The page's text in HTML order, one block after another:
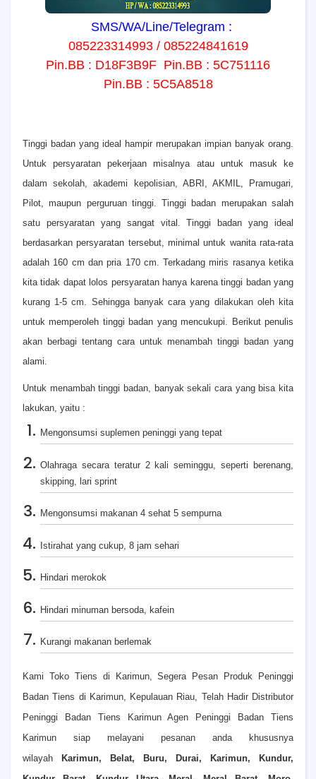
SMS/WA/Line/Telegram :
085223314993 / 085224841619
Pin.BB : D18F3B9F Pin.BB : 5C751116
Pin.BB : 5C5A8518
Tinggi badan yang ideal hampir merupakan impian banyak orang.
Untuk persyaratan pekerjaan misalnya atau untuk masuk ke
dalam sekolah, akademi kepolisian, ABRI, AKMIL, Pramugari,
Pilot, maupun perguruan tinggi. Tinggi badan merupakan salah
satu persyaratan yang sangat vital. Tinggi badan yang ideal
berdasarkan persyaratan tersebut, minimal untuk wanita rata-rata
adalah 160 cm dan pria 170 cm. Terkadang miris rasanya ketika
kita tidak dapat lolos persyaratan hanya karena tinggi badan yang
kurang 1-5 cm. Sehingga banyak cara yang dilakukan oleh kita
untuk memperoleh tinggi badan yang mencukupi. Berikut penulis
akan berbagi tentang cara untuk menambah tinggi badan yang
alami.
Untuk menambah tinggi badan, banyak sekali cara yang bisa kita
lakukan, yaitu :
Mengonsumsi suplemen peninggi yang tepat
Olahraga secara teratur 2 kali seminggu, seperti berenang,
skipping, lari sprint
Mengonsumsi makanan 4 sehat 5 sempurna
Istirahat yang cukup, 8 jam sehari
Hindari merokok
Hindari minuman bersoda, kafein
Kurangi makanan berlemak
Kami Toko Tiens di Karimun, Segera Pesan Produk Peninggi
Badan Tiens di Karimun, Kepulauan Riau, Telah Hadir Distributor
Peninggi Badan Tiens Karimun Agen Peninggi Badan Tiens
Karimun siap melayani pesanan anda khususnya
wilayah
Karimun, Belat, Buru, Durai, Karimun, Kundur,